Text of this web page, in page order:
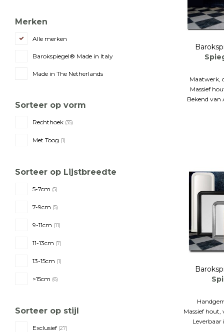
Merken
Alle merken
Barokspiegel® Made in Italy
Made in The Netherlands
Sorteer op vorm
Rechthoek (35)
Met Toog (1)
Sorteer op Lijstbreedte
5-7cm (5)
7-9cm (5)
9-11cm (11)
11-13cm (7)
13-15cm (1)
>15cm (6)
Sorteer op stijl
Exclusief (27)
Maatwerk,
Massief
Bekend
Massief hout,